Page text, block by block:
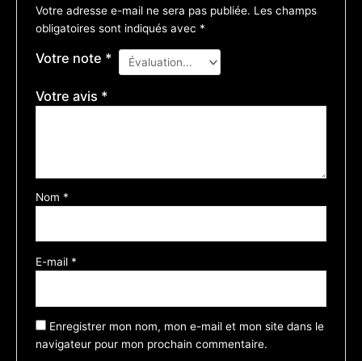
Votre adresse e-mail ne sera pas publiée. Les champs
obligatoires sont indiqués avec *
Votre note *
Votre avis *
Nom *
E-mail *
Enregistrer mon nom, mon e-mail et mon site dans le
navigateur pour mon prochain commentaire.